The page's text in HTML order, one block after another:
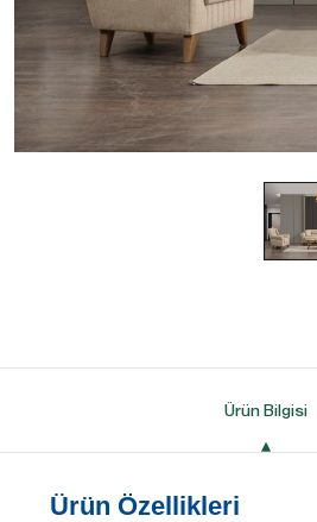
Ürün Bilgisi
Ürün Özellikleri